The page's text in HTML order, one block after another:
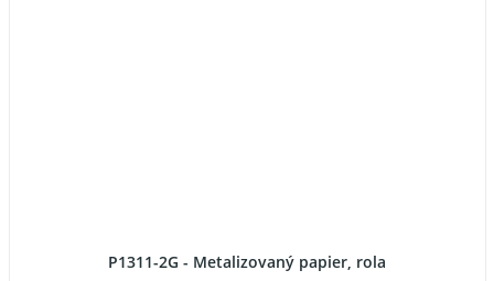
P1311-2G - Metalizovaný papier, rola